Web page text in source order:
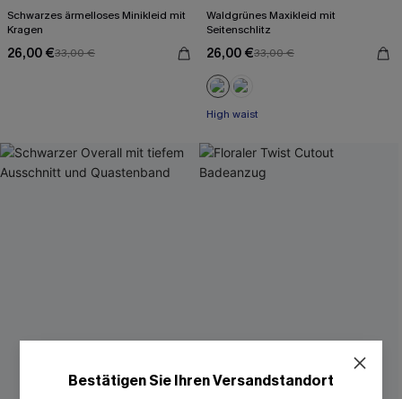
Schwarzes ärmelloses Minikleid mit
Kragen
26,00 €33,00 €
Waldgrünes Maxikleid mit
Seitenschlitz
26,00 €33,00 €
High waist
Bestätigen Sie Ihren Versandstandort